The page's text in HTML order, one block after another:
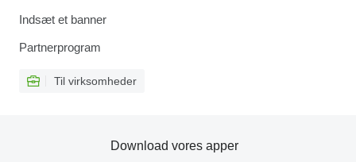
Indsæt et banner
Partnerprogram
Til virksomheder
Download vores apper